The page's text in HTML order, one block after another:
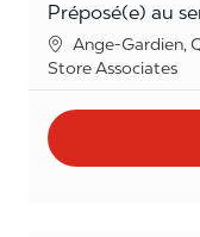
Préposé(e) au
Location
Ange-Gardien,
Category
Store Associates